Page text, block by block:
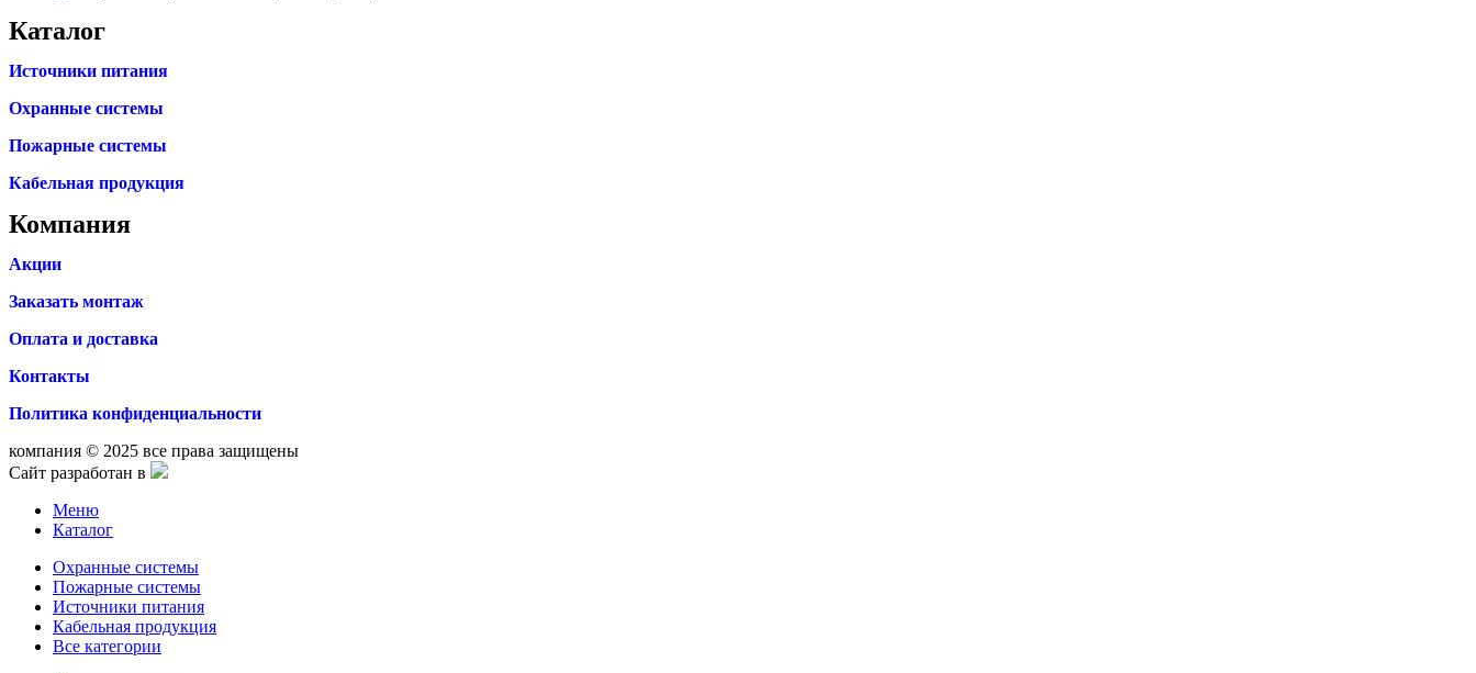
Каталог
Источники питания
Охранные системы
Пожарные системы
Кабельная продукция
Компания
Акции
Заказать монтаж
Оплата и доставка
Контакты
Политика конфиденциальности
компания © 2025 все права защищены
Сайт разработан в
Меню
Каталог
Охранные системы
Пожарные системы
Источники питания
Кабельная продукция
Все категории